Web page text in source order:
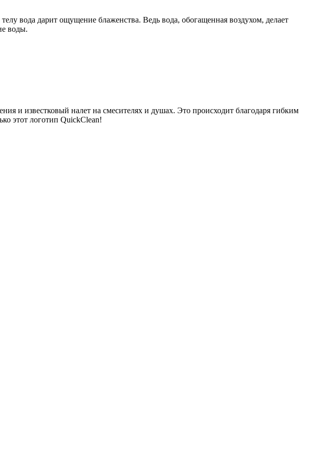
вода дарит ощущение блаженства. Ведь вода, обогащенная воздухом, делает
воды.
и известковый налет на смесителях и душах. Это происходит благодаря гибким
этот логотип QuickClean!